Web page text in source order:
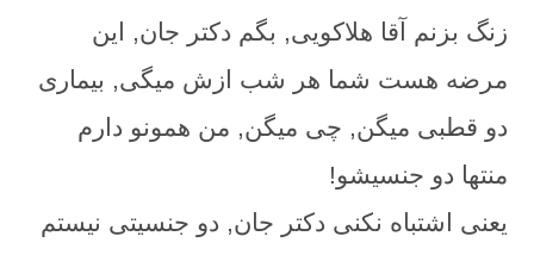
زنگ بزنم آقا هلاکویی, بگم دکتر جان, این
مرضه هست شما هر شب ازش میگی, بیماری
دو قطبی میگن, چی میگن, من همونو دارم
منتها دو جنسیشو!
یعنی اشتباه نکنی دکتر جان, دو جنسیتی نیستم